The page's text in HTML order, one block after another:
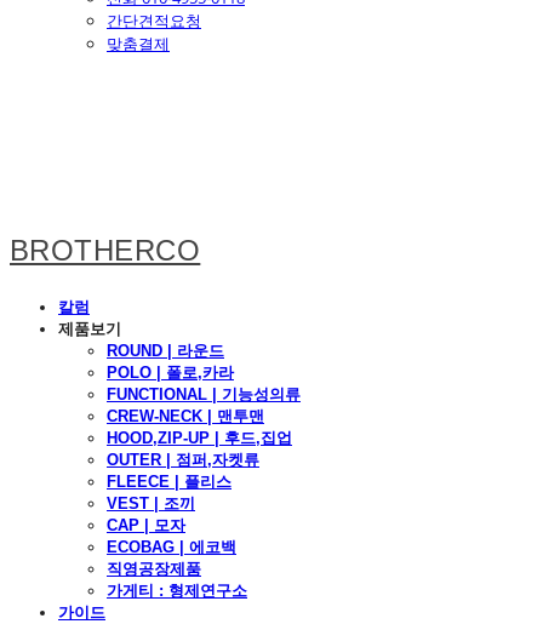
간단견적요청
맞춤결제
BROTHERCO
칼럼
제품보기
ROUND | 라운드
POLO | 폴로,카라
FUNCTIONAL | 기능성의류
CREW-NECK | 맨투맨
HOOD,ZIP-UP | 후드,집업
OUTER | 점퍼,자켓류
FLEECE | 플리스
VEST | 조끼
CAP | 모자
ECOBAG | 에코백
직영공장제품
가게티 : 형제연구소
가이드